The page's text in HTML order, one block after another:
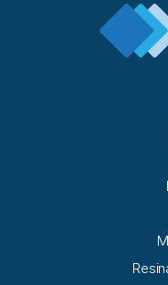
confiabilidade da
resolve (e o que ela
sistemas de osmose